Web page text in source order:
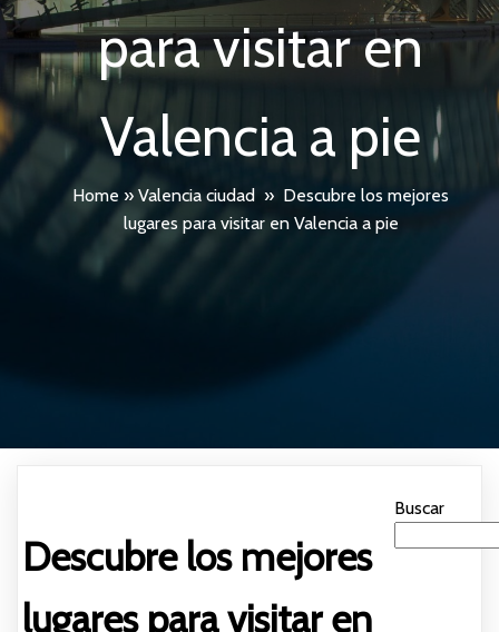
para visitar en
Valencia a pie
Home » Valencia ciudad » Descubre los mejores
lugares para visitar en Valencia a pie
Descubre los mejores
lugares para visitar en
Buscar